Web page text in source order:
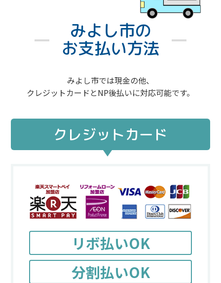
みよし市の
お支払い方法
みよし市では現金の他、
クレジットカードとNP後払いに対応可能です。
クレジットカード
リボ払いOK
分割払いOK